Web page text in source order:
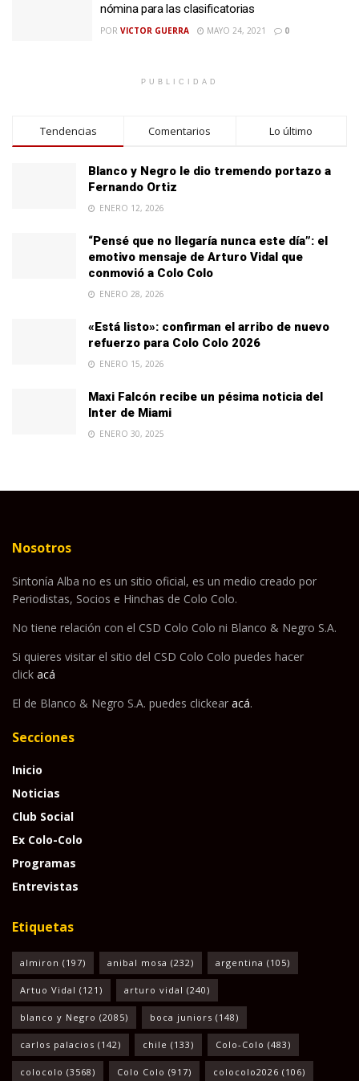
nómina para las clasificatorias
POR VICTOR GUERRA MAYO 24, 2021 0
PUBLICIDAD
Tendencias Comentarios Lo último
Blanco y Negro le dio tremendo portazo a
Fernando Ortiz
ENERO 12, 2026
“Pensé que no llegaría nunca este día”: el
emotivo mensaje de Arturo Vidal que
conmovió a Colo Colo
ENERO 28, 2026
«Está listo»: confirman el arribo de nuevo
refuerzo para Colo Colo 2026
ENERO 15, 2026
Maxi Falcón recibe un pésima noticia del
Inter de Miami
ENERO 30, 2025
Nosotros
Sintonía Alba no es un sitio oficial, es un medio creado por
Periodistas, Socios e Hinchas de Colo Colo.
No tiene relación con el CSD Colo Colo ni Blanco & Negro S.A.
Si quieres visitar el sitio del CSD Colo Colo puedes hacer
click acá
El de Blanco & Negro S.A. puedes clickear acá.
Secciones
Inicio
Noticias
Club Social
Ex Colo-Colo
Programas
Entrevistas
Etiquetas
almiron (197) anibal mosa (232) argentina (105)
Artuo Vidal (121) arturo vidal (240)
blanco y Negro (2085) boca juniors (148)
carlos palacios (142) chile (133) Colo-Colo (483)
colocolo (3568) Colo Colo (917) colocolo2026 (106)